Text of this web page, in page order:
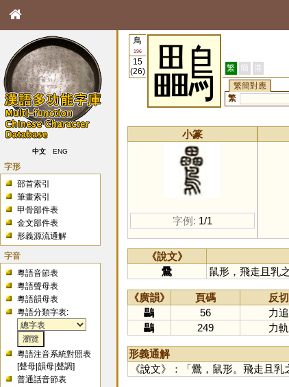
中文 ENG
字形
部首索引
筆畫索引
甲骨部件表
金文部件表
形義源流通解
字音
粵語音節表
粵語聲母表
粵語韻母表
粵語分類字表:
粵語注音系統對照表
[聲母 |韻母 |聲調]
普通話音節表
鳥
196
15
(26)
鸓 繁 簡 港
繁簡對應
繁
小篆
字例: 1/1
《說文》
䴎
鼠形，飛走且乳
《廣韻》 頁碼 反切
鸓
56
力追
鸓
249 力軌
形義通解
《說文》：「䴎，鼠形。飛走且乳